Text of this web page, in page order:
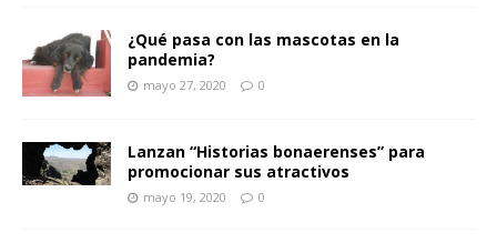
¿Qué pasa con las mascotas en la
pandemia?
mayo 27, 2020 0
Lanzan “Historias bonaerenses” para
promocionar sus atractivos
mayo 19, 2020 0